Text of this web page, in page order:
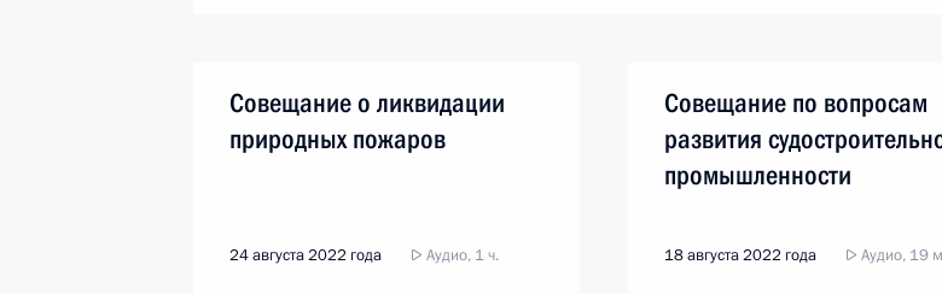
Совещание о ликвидации
природных пожаров
24 августа 2022 года Аудио, 1 ч.
Совещание по вопросам
развития
промышленности
18 августа 2022 года Аудио, 19